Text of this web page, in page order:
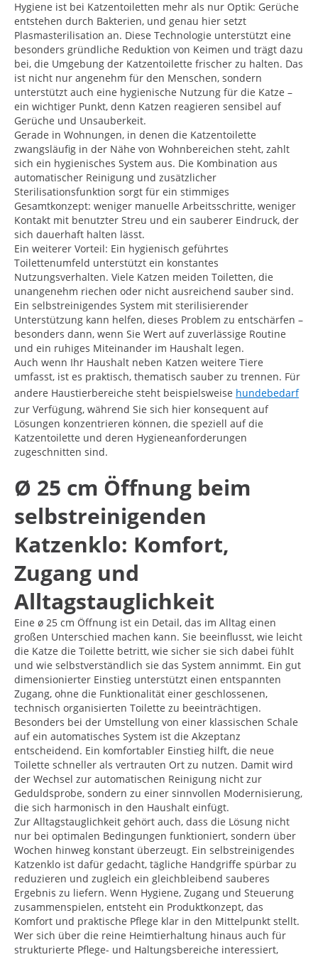
Hygiene ist bei Katzentoiletten mehr als nur Optik: Gerüche
entstehen durch Bakterien, und genau hier setzt
Plasmasterilisation an. Diese Technologie unterstützt eine
besonders gründliche Reduktion von Keimen und trägt dazu
bei, die Umgebung der Katzentoilette frischer zu halten. Das
ist nicht nur angenehm für den Menschen, sondern
unterstützt auch eine hygienische Nutzung für die Katze –
ein wichtiger Punkt, denn Katzen reagieren sensibel auf
Gerüche und Unsauberkeit.
Gerade in Wohnungen, in denen die Katzentoilette
zwangsläufig in der Nähe von Wohnbereichen steht, zahlt
sich ein hygienisches System aus. Die Kombination aus
automatischer Reinigung und zusätzlicher
Sterilisationsfunktion sorgt für ein stimmiges
Gesamtkonzept: weniger manuelle Arbeitsschritte, weniger
Kontakt mit benutzter Streu und ein sauberer Eindruck, der
sich dauerhaft halten lässt.
Ein weiterer Vorteil: Ein hygienisch geführtes
Toilettenumfeld unterstützt ein konstantes
Nutzungsverhalten. Viele Katzen meiden Toiletten, die
unangenehm riechen oder nicht ausreichend sauber sind.
Ein selbstreinigendes System mit sterilisierender
Unterstützung kann helfen, dieses Problem zu entschärfen –
besonders dann, wenn Sie Wert auf zuverlässige Routine
und ein ruhiges Miteinander im Haushalt legen.
Auch wenn Ihr Haushalt neben Katzen weitere Tiere
umfasst, ist es praktisch, thematisch sauber zu trennen. Für
andere Haustierbereiche steht beispielsweise hundebedarf
zur Verfügung, während Sie sich hier konsequent auf
Lösungen konzentrieren können, die speziell auf die
Katzentoilette und deren Hygieneanforderungen
zugeschnitten sind.
Ø 25 cm Öffnung beim
selbstreinigenden
Katzenklo: Komfort,
Zugang und
Alltagstauglichkeit
Eine ø 25 cm Öffnung ist ein Detail, das im Alltag einen
großen Unterschied machen kann. Sie beeinflusst, wie leicht
die Katze die Toilette betritt, wie sicher sie sich dabei fühlt
und wie selbstverständlich sie das System annimmt. Ein gut
dimensionierter Einstieg unterstützt einen entspannten
Zugang, ohne die Funktionalität einer geschlossenen,
technisch organisierten Toilette zu beeinträchtigen.
Besonders bei der Umstellung von einer klassischen Schale
auf ein automatisches System ist die Akzeptanz
entscheidend. Ein komfortabler Einstieg hilft, die neue
Toilette schneller als vertrauten Ort zu nutzen. Damit wird
der Wechsel zur automatischen Reinigung nicht zur
Geduldsprobe, sondern zu einer sinnvollen Modernisierung,
die sich harmonisch in den Haushalt einfügt.
Zur Alltagstauglichkeit gehört auch, dass die Lösung nicht
nur bei optimalen Bedingungen funktioniert, sondern über
Wochen hinweg konstant überzeugt. Ein selbstreinigendes
Katzenklo ist dafür gedacht, tägliche Handgriffe spürbar zu
reduzieren und zugleich ein gleichbleibend sauberes
Ergebnis zu liefern. Wenn Hygiene, Zugang und Steuerung
zusammenspielen, entsteht ein Produktkonzept, das
Komfort und praktische Pflege klar in den Mittelpunkt stellt.
Wer sich über die reine Heimtierhaltung hinaus auch für
strukturierte Pflege- und Haltungsbereiche interessiert,